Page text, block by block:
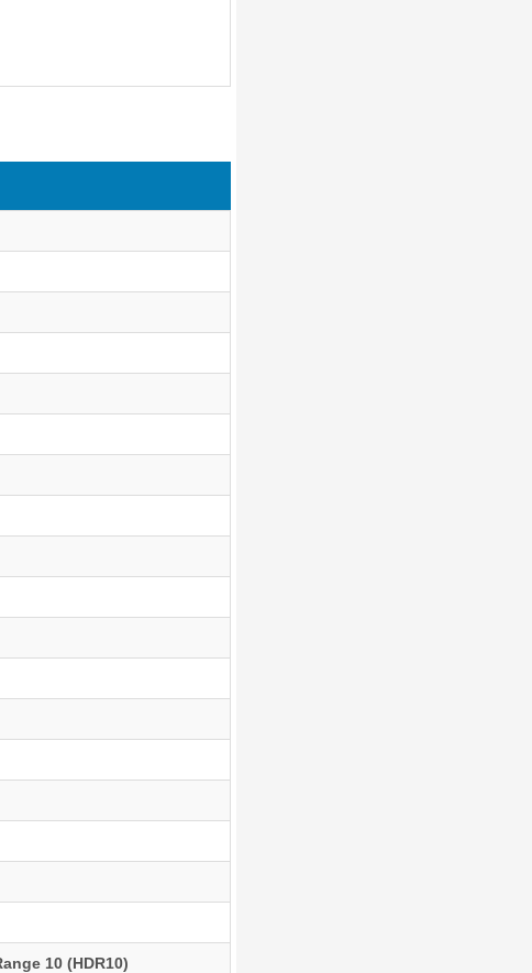
10 (HDR10)